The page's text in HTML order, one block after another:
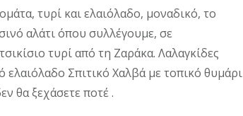
τυρί και ελαιόλαδο, μοναδικό, το
αλάτι όπου συλλέγουμε, σε
τυρί από τη Ζαράκα. Λαλαγκίδες
ελαιόλαδο Σπιτικό Χαλβά με τοπικό θυμάρι
θα ξεχάσετε ποτέ .